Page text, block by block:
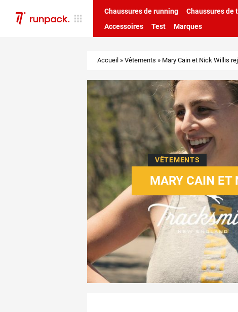
Chaussures de running Chaussures de
Accessoires
Test Marques
Accueil » Vêtements » Mary Cain et Nick Willis
VÊTEMENTS
MARY CAIN ET